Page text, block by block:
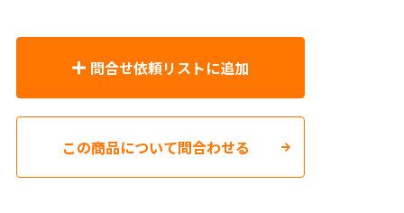
問合せ依頼リストに追加
この商品について問合わせる